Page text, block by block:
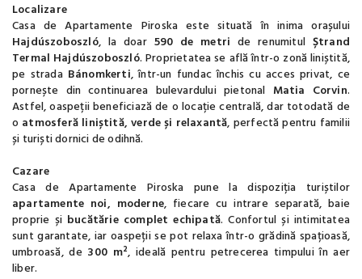
Localizare
Casa de Apartamente Piroska este situată în inima orașului
Hajdúszoboszló, la doar 590 de metri de renumitul Ștrand
Termal Hajdúszoboszló. Proprietatea se află într-o zonă liniștită,
pe strada Bánomkerti, într-un fundac închis cu acces privat, ce
pornește din continuarea bulevardului pietonal Matia Corvin.
Astfel, oaspeții beneficiază de o locație centrală, dar totodată de
o atmosferă liniștită, verde și relaxantă, perfectă pentru familii
și turiști dornici de odihnă.
Cazare
Casa de Apartamente Piroska pune la dispoziția turiștilor
apartamente noi, moderne, fiecare cu intrare separată, baie
proprie și bucătărie complet echipată. Confortul și intimitatea
sunt garantate, iar oaspeții se pot relaxa într-o grădină spațioasă,
umbroasă, de 300 m², ideală pentru petrecerea timpului în aer
liber.